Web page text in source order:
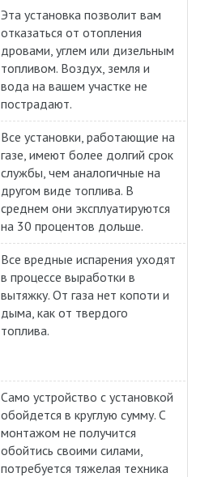
Эта установка позволит вам
отказаться от отопления
дровами, углем или дизельным
топливом. Воздух, земля и
вода на вашем участке не
пострадают.
Все установки, работающие на
газе, имеют более долгий срок
службы, чем аналогичные на
другом виде топлива. В
среднем они эксплуатируются
на 30 процентов дольше.
Все вредные испарения уходят
в процессе выработки в
вытяжку. От газа нет копоти и
дыма, как от твердого
топлива.
Само устройство с установкой
обойдется в круглую сумму. С
монтажом не получится
обойтись своими силами,
потребуется тяжелая техника